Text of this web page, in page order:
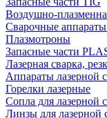
Воздушно-
Сварочные
Плазмотроны
Запасные части
Лазерная сварка,
Аппараты лазерной
Горелки лазерные
Сопла для лазерной
Линзы для лазерной